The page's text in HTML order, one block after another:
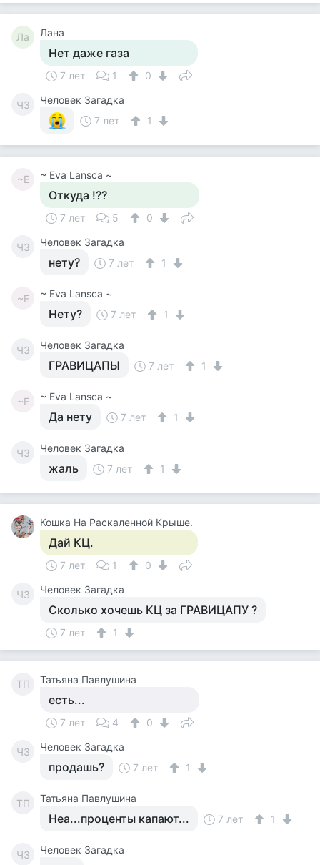
Ла Лана
Нет даже газа
7 лет 1 0
ЧЗ
Человек Загадка
7 лет
1
~E ~ Eva Lansca ~
Откуда !??
7 лет 5 0
ЧЗ Человек Загадка
нету? 7 лет 1
~E ~ Eva Lansca ~
Нету? 7 лет 1
ЧЗ Человек Загадка
ГРАВИЦАПЫ 7 лет 1
~E ~ Eva Lansca ~
Да нету 7 лет 1
ЧЗ Человек Загадка
жаль 7 лет 1
Кошка На Раскаленной Крыше.
Дай КЦ.
7 лет 1 0
ЧЗ Человек Загадка
Сколько хочешь КЦ за ГРАВИЦАПУ ?
7 лет 1
ТП Татьяна Павлушина
есть...
7 лет 4 0
ЧЗ Человек Загадка
продашь? 7 лет 1
ТП Татьяна Павлушина
Неа...проценты капают... 7 лет 1
ЧЗ Человек Загадка